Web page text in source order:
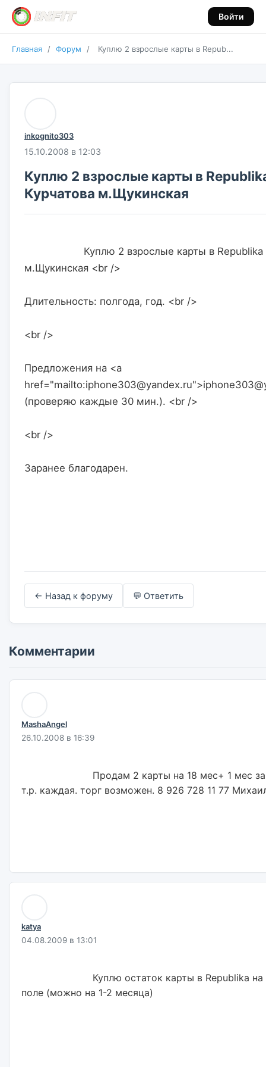
Войти
Главная / Форум / Куплю 2 взрослые карты в Repub...
inkognito303
15.10.2008 в 12:03
Куплю 2 взрослые карты в
Курчатова м.Щукинская
м.Щукинская <br />
Длительность: полгода, год. <br />
<br />
Предложения на <a
(проверяю каждые 30 мин.). <br />
<br />
Заранее благодарен.
← Назад к форуму 💬 Ответить
Комментарии
MashaAngel
26.10.2008 в 16:39
т.р. каждая. торг возможен. 8 926 728 11 77
katya
04.08.2009 в 13:01
поле (можно на 1-2 месяца)